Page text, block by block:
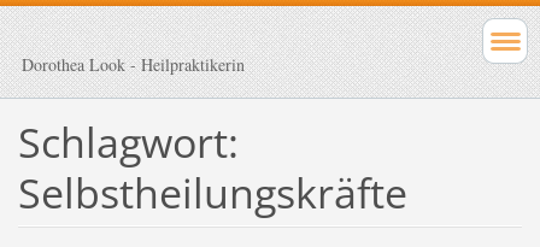
Dorothea Look - Heilpraktikerin
Schlagwort:
Selbstheilungskräfte